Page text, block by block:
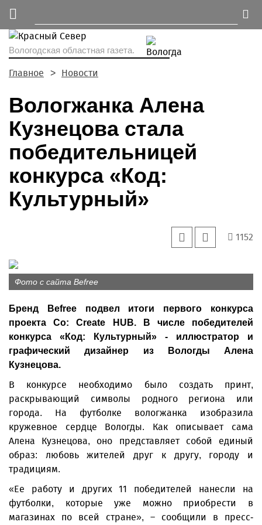
Вологодская областная газета.
Главное Новости
Вологжанка Алена
Кузнецова стала
победительницей
конкурса «Код:
Культурный»
1152
Фото с сайта Befree
Бренд Befree подвел итоги первого конкурса
проекта Co: Create HUB. В числе победителей
конкурса «Код: Культурный» - иллюстратор и
графический дизайнер из Вологды Алена
Кузнецова.
В конкурсе необходимо было создать принт,
раскрывающий символы родного региона или
города. На футболке вологжанка изобразила
кружевное сердце Вологды. Как описывает сама
Алена Кузнецова, оно представляет собой единый
образ: любовь жителей друг к другу, городу и
традициям.
«Ее работу и других 11 победителей нанесли на
футболки, которые уже можно приобрести в
магазинах по всей стране», – сообщили в пресс-